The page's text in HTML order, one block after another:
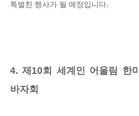
특별한 행사가 될 예정입니다.
4. 제10회 세계인 어울림 한
바자회